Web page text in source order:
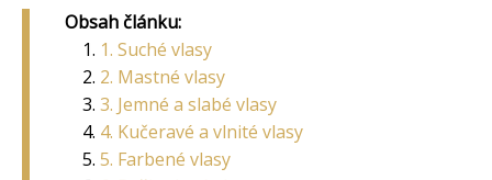
Obsah článku:
1. Suché vlasy
2. Mastné vlasy
3. Jemné a slabé vlasy
4. Kučeravé a vlnité vlasy
5. Farbené vlasy